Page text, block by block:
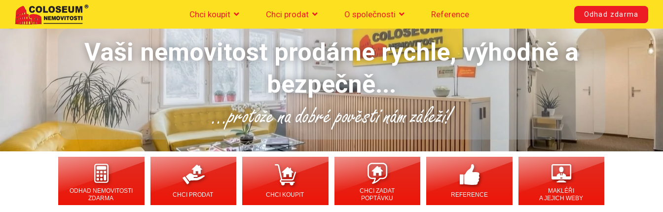
Chci koupit Chci prodat O společnosti Reference Odhad zdarma
Vaši nemovitost prodáme rychle, výhodně a
bezpečně...
...protože na dobré pověsti nám záleží!
ODHAD NEMOVITOSTI
ZDARMA
CHCI PRODAT CHCI KOUPIT
CHCI ZADAT
POPTÁVKU
REFERENCE
MAKLÉŘI
A JEJICH WEBY